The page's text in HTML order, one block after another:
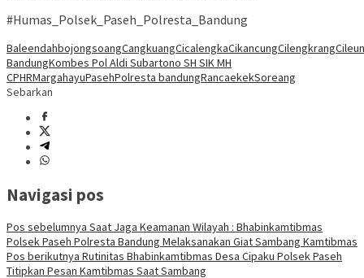
#Humas_Polsek_Paseh_Polresta_Bandung
BaleendahbojongsoangCangkuangCicalengkaCikancungCilengkrang
BandungKombes Pol Aldi Subartono SH SIK MH
CPHRMargahayuPasehPolresta bandungRancaekekSoreang
Sebarkan
Navigasi pos
Pos sebelumnya Saat Jaga Keamanan Wilayah : Bhabinkamtibmas
Polsek Paseh Polresta Bandung Melaksanakan Giat Sambang Kamtibmas
Pos berikutnya Rutinitas Bhabinkamtibmas Desa Cipaku Polsek Paseh
Titipkan Pesan Kamtibmas Saat Sambang